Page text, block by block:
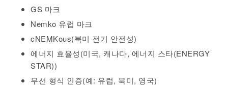
GS 마크
Nemko 유럽 마크
cNEMKous(북미 전기 안전성)
에너지 효율성(미국, 캐나다, 에너지 스타(ENERGY
STAR))
무선 형식 인증(예: 유럽, 북미, 영국)